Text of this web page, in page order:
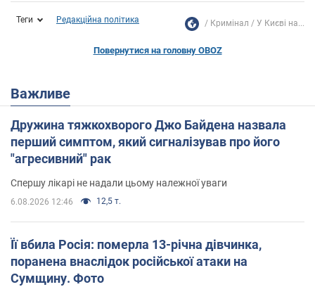
Теги Редакційна політика Кримінал У Києві на...
Повернутися на головну OBOZ
Важливе
Дружина тяжкохворого Джо Байдена назвала
перший симптом, який сигналізував про його
"агресивний" рак
Спершу лікарі не надали цьому належної уваги
6.08.2026 12:46 12,5 т.
Її вбила Росія: померла 13-річна дівчинка,
поранена внаслідок російської атаки на
Сумщину. Фото